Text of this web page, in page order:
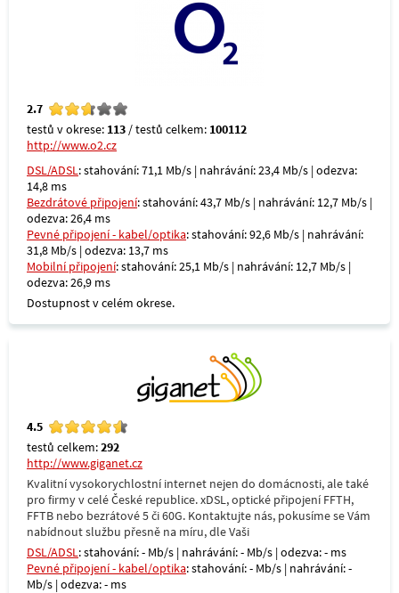
2.7
testů v okrese: 113 / testů celkem: 100112
http://www.o2.cz
DSL/ADSL: stahování: 71,1 Mb/s | nahrávání: 23,4 Mb/s | odezva:
14,8 ms
Bezdrátové připojení: stahování: 43,7 Mb/s | nahrávání: 12,7 Mb/s |
odezva: 26,4 ms
Pevné připojení - kabel/optika: stahování: 92,6 Mb/s | nahrávání:
31,8 Mb/s | odezva: 13,7 ms
Mobilní připojení: stahování: 25,1 Mb/s | nahrávání: 12,7 Mb/s |
odezva: 26,9 ms
Dostupnost v celém okrese.
4.5
testů celkem:292
http://www.giganet.cz
Kvalitní vysokorychlostní internet nejen do domácnosti, ale také
pro firmy v celé České republice. xDSL, optické připojení FFTH,
FFTB nebo bezrátové 5 či 60G. Kontaktujte nás, pokusíme se Vám
nabídnout službu přesně na míru, dle Vaši
DSL/ADSL: stahování: - Mb/s | nahrávání: - Mb/s | odezva: - ms
Pevné připojení - kabel/optika: stahování: - Mb/s | nahrávání: -
Mb/s | odezva: - ms